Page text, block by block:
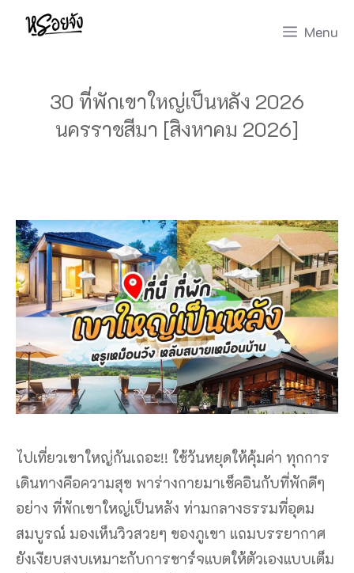
Skip
Menu
30 ที่พักเขาใหญ่เป็นหลัง 2026
นครราชสีมา [สิงหาคม 2026]
ไปเที่ยวเขาใหญ่กันเถอะ!! ใช้วันหยุดให้คุ้มค่า ทุกการ
เดินทางคือความสุข พาร่างกายมาเช็คอินกับที่พักดีๆ
อย่าง ที่พักเขาใหญ่เป็นหลัง ท่ามกลางธรรมที่อุดม
สมบูรณ์ มองเห็นวิวสวยๆ ของภูเขา แถมบรรยากาศ
ยังเงียบสงบเหมาะกับการชาร์จแบตให้ตัวเองแบบเต็ม